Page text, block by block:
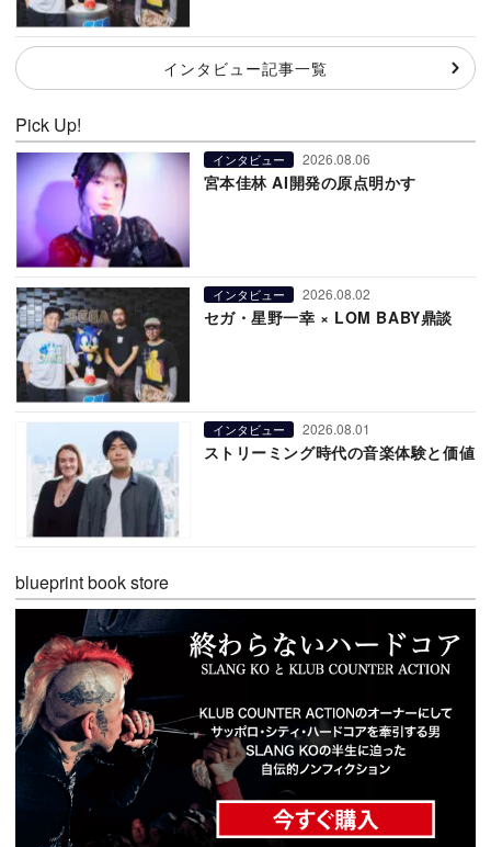
インタビュー記事一覧
Pick Up!
インタビュー 2026.08.06
宮本佳林 AI開発の原点明かす
インタビュー 2026.08.02
セガ・星野一幸 × LOM BABY鼎談
インタビュー 2026.08.01
ストリーミング時代の音楽体験と価値
blueprint book store